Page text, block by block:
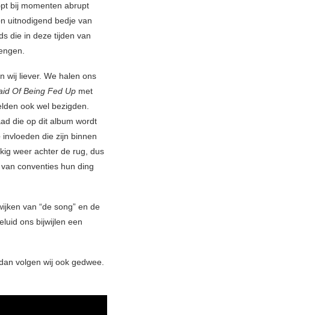
bij momenten abrupt
uitnodigend bedje van
die in deze tijden van
wij liever. We halen ons
Of Being Fed Up met
ook wel bezigden.
die op dit album wordt
die zijn binnen
weer achter de rug, dus
conventies hun ding
van “de song” en de
ons bijwijlen een
volgen wij ook gedwee.